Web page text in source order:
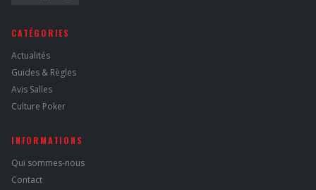
CATÉGORIES
Actualités
Guides & Règles
Avis Salles
Culture Poker
INFORMATIONS
Qui sommes-nous
Contact